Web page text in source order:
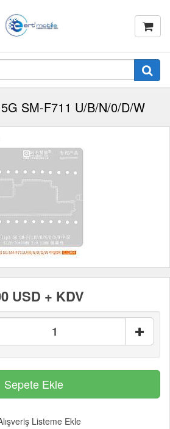
SM-F711 U/B/N/0/D/W
USD + KDV
Listeme Ekle